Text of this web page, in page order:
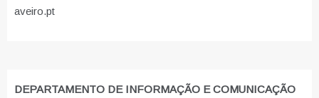
aveiro.pt
DEPARTAMENTO DE INFORMAÇÃO E COMUNICAÇÃO